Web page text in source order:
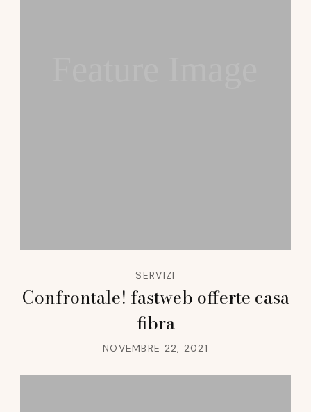
SERVIZI
Confrontale! fastweb offerte casa
fibra
NOVEMBRE 22, 2021